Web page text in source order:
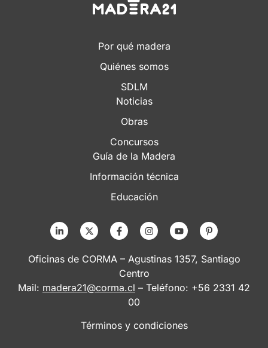
Por qué madera
Quiénes somos
SDLM
Noticias
Obras
Concursos
Guía de la Madera
Información técnica
Educación
Oficinas de CORMA – Agustinas 1357, Santiago
Centro
Mail: madera21@corma.cl – Teléfono: +56 2331 42
00
Términos y condiciones